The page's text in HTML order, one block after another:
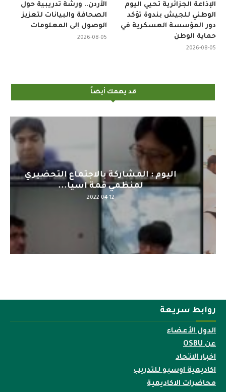
الأردن.. ورشة تدريبية حول
الصحافة والبيانات لتعزيز
الوصول إلى المعلومات
2026-08-05
الإذاعة الجزائرية تحيي اليوم
الوطني للجيش بندوة تؤكد
دور المؤسسة العسكرية في
حماية الوطن
2026-08-05
قد يهمك أيضاً
اليوم : المشاركة بالاجتماع التحضيري
لمنظمي قمة اسيا...
2022-04-12
روابط سريعة
الدول الأعضاء
عن OSBU
اخبار الاتحاد
اكاديمية اوسبو للتدريب
محاضرات الاكاديمية